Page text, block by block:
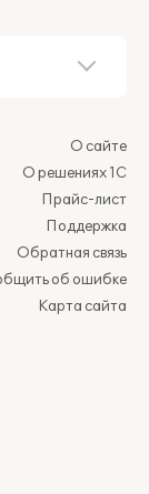
О сайте
О решениях 1С
Прайс-лист
Поддержка
Обратная связь
об ошибке
Карта сайта